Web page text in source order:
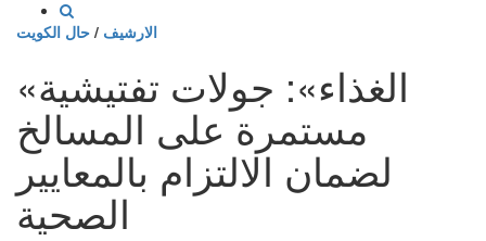
الارشيف / حال الكويت
«الغذاء»: جولات تفتيشية
مستمرة على المسالخ
لضمان الالتزام بالمعايير
الصحية